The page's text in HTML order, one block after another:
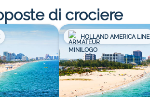
di crociere
HOLLAND AMERICA LINE